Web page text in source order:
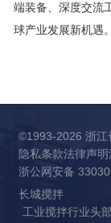
端装备、深度交流
球产业发展新机遇。
©1993-2026 浙江
隐私条款法律声明
浙公网安备
长城搅拌
工业搅拌行业头